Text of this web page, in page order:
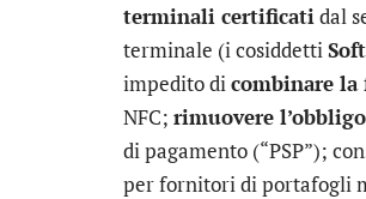
terminali certificatidal
terminale (i cosiddetti
impedito dicombinare
NFC; rimuovere
di pagamento (“PSP”);
per fornitori di portafogli